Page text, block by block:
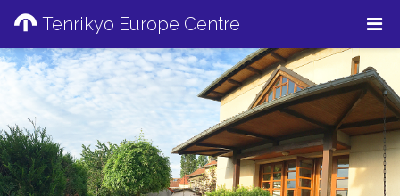
Tenrikyo Europe Centre